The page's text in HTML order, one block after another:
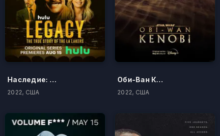
Наследие: Правдивая история "Лос-Анджелес Лейкерс"
2022, США
Оби-Ван Кеноби
2022, США